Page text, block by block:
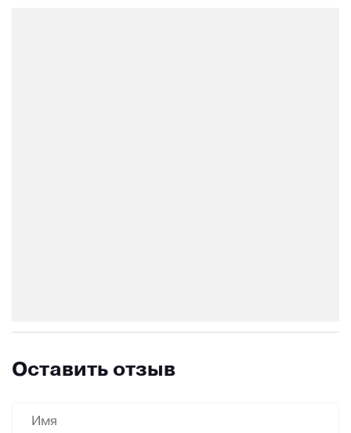
Оставить отзыв